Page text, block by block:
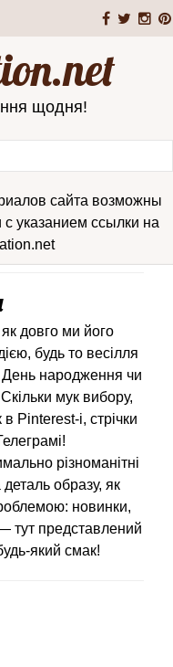
щодня!
сайта возможны
указанием ссылки на
довго ми його
будь то весілля
День народження чи
мук вибору,
в Pinterest-і, стрічки
різноманітні
образу, як
новинки,
тут представлений
який смак!